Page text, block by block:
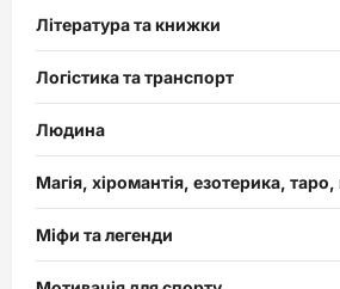
Література та книжки
Логістика та транспорт
Людина
Магія, хіромантія, езотерика, таро,
Міфи та легенди